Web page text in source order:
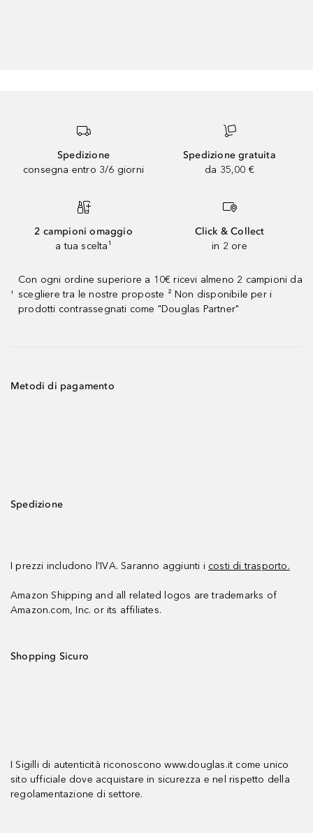
Spedizione
consegna entro 3/6 giorni
Spedizione gratuita
da 35,00 €
2 campioni omaggio
a tua scelta¹
Click & Collect
in 2 ore
¹
Con ogni ordine superiore a 10€ ricevi almeno 2 campioni da
scegliere tra le nostre proposte ² Non disponibile per i
prodotti contrassegnati come "Douglas Partner"
Metodi di pagamento
Spedizione
I prezzi includono l’IVA. Saranno aggiunti i costi di trasporto.
Amazon Shipping and all related logos are trademarks of
Amazon.com, Inc. or its affiliates.
Shopping Sicuro
I Sigilli di autenticità riconoscono www.douglas.it come unico
sito ufficiale dove acquistare in sicurezza e nel rispetto della
regolamentazione di settore.